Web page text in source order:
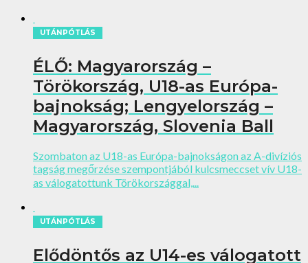
UTÁNPÓTLÁS
ÉLŐ: Magyarország –
Törökország, U18-as Európa-
bajnokság; Lengyelország –
Magyarország, Slovenia Ball
Szombaton az U18-as Európa-bajnokságon az A-divíziós
tagság megőrzése szempontjából kulcsmeccset vív U18-
as válogatottunk Törökországgal,...
UTÁNPÓTLÁS
Elődöntős az U14-es válogatott